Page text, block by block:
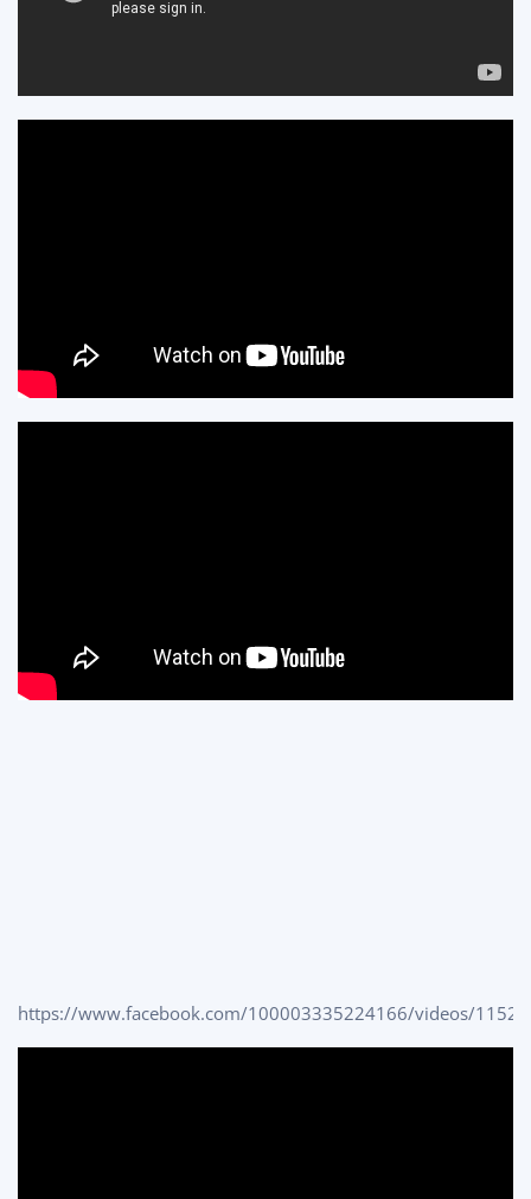
https://www.facebook.com/100003335224166/videos/